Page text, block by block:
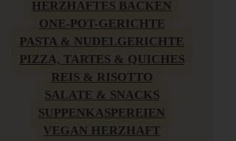
HERZHAFTES BACKEN
ONE-POT-GERICHTE
PASTA & NUDELGERICHTE
PIZZA, TARTES & QUICHES
REIS & RISOTTO
SALATE & SNACKS
SUPPENKASPEREIEN
VEGAN HERZHAFT